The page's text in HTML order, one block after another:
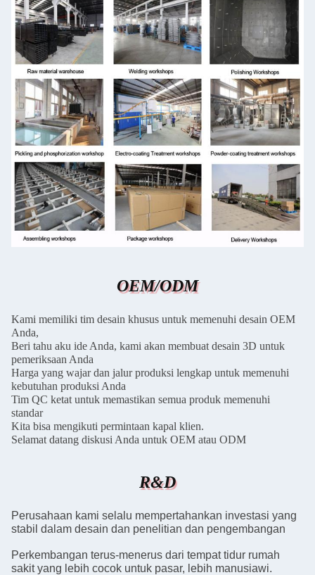
OEM/ODM
Kami memiliki tim desain khusus untuk memenuhi desain OEM
Anda,
Beri tahu aku ide Anda, kami akan membuat desain 3D untuk
pemeriksaan Anda
Harga yang wajar dan jalur produksi lengkap untuk memenuhi
kebutuhan produksi Anda
Tim QC ketat untuk memastikan semua produk memenuhi
standar
Kita bisa mengikuti permintaan kapal klien.
Selamat datang diskusi Anda untuk OEM atau ODM
R&D
Perusahaan kami selalu mempertahankan investasi yang
stabil dalam desain dan penelitian dan pengembangan
Perkembangan terus-menerus dari tempat tidur rumah
sakit yang lebih cocok untuk pasar, lebih manusiawi.